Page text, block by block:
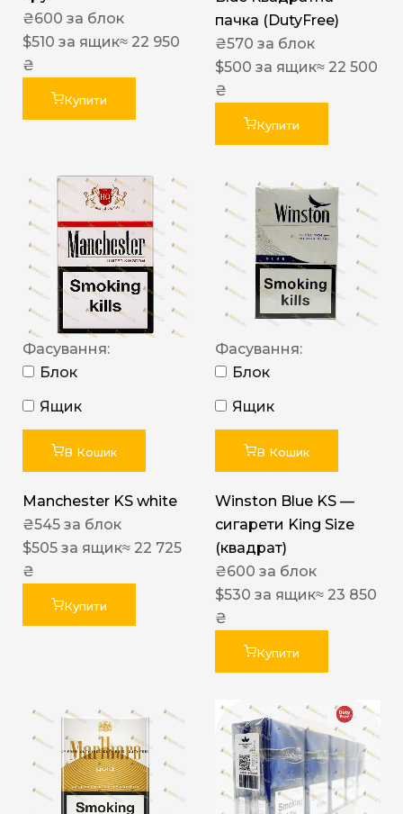
₴600 за блок
$510 за ящик≈ 22 950
₴
Купити
пачка (DutyFree)
₴570 за блок
$500 за ящик≈ 22 500
₴
Купити
Фасування:
Блок
Ящик
В Кошик
Manchester KS white
₴545 за блок
$505 за ящик≈ 22 725
₴
Купити
Фасування:
Блок
Ящик
В Кошик
Winston Blue KS —
сигарети King Size
(квадрат)
₴600 за блок
$530 за ящик≈ 23 850
₴
Купити